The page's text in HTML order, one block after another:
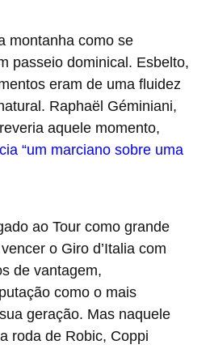
montanha como se
passeio dominical. Esbelto,
eram de uma fluidez
Raphaël Géminiani,
aquele momento,
“um marciano sobre uma
ao Tour como grande
o Giro d’Italia com
de vantagem,
como o mais
geração. Mas naquele
roda de Robic, Coppi